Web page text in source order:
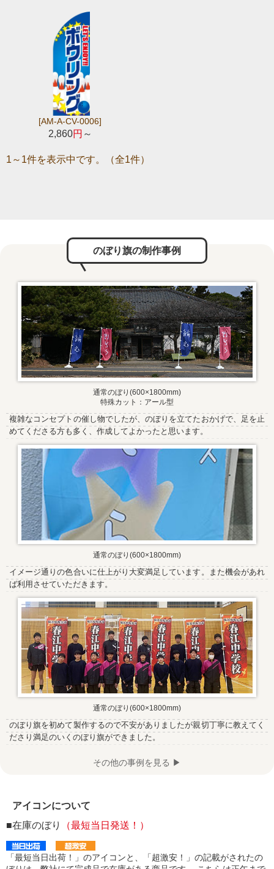
[AM-A-CV-0006]
2,860円 ～
1～1件を表示中です。（全1件）
のぼり旗の制作事例
通常のぼり(600×1800mm)
特殊カット：アール型
複雑なコンセプトの催し物でしたが、のぼりを立てたおかげで、足を止
めてくださる方も多く、作成してよかったと思います。
通常のぼり(600×1800mm)
イメージ通りの色合いに仕上がり大変満足しています。また機会があれ
ば利用させていただきます。
通常のぼり(600×1800mm)
のぼり旗を初めて製作するので不安がありましたが親切丁寧に教えてく
ださり満足のいくのぼり旗ができました。
その他の事例を見る ▶
アイコンについて
■在庫のぼり
（最短当日発送！）
「最短当日出荷！」のアイコンと、「超激安！」の記載がされたの